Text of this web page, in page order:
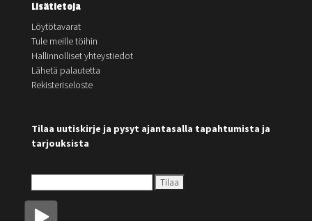
Lisätietoja
Löytötavarat
Tule meille töihin
Hallinnolliset yhteystiedot
Lähetä palautetta
Rekisteriseloste
Tilaa uutiskirje ja pysyt ajantasalla tapahtumista ja
tarjouksista